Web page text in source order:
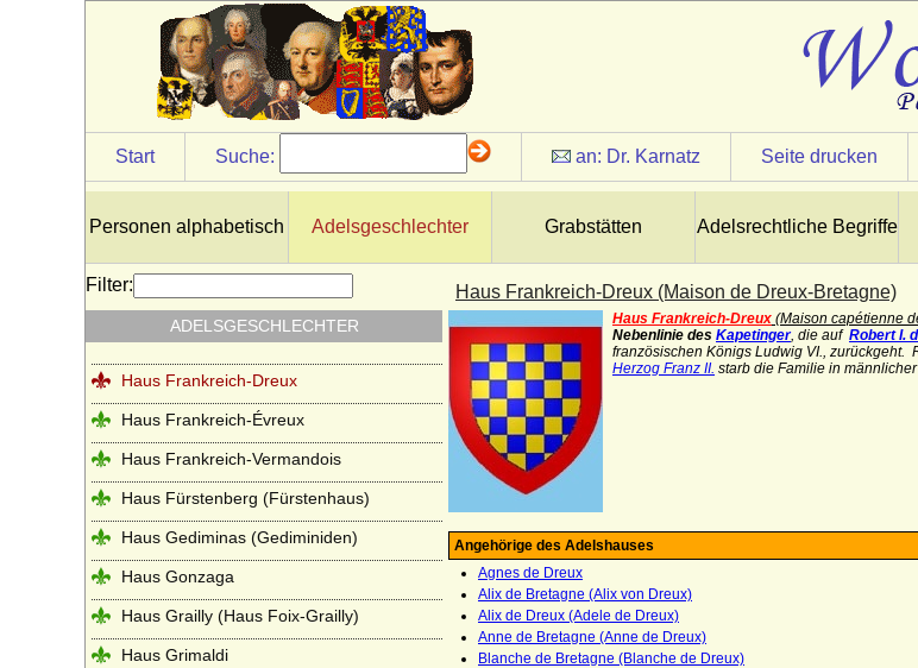
Start Suche: an: Dr. Karnatz Seite drucken
Personen alphabetisch Adelsgeschlechter Grabstätten Adelsrechtliche Begriffe
Haus Frankreich-Dreux (Maison de Dreux-Bretagne)
Haus Frankreich-Dreux (Maison capétienne
Nebenlinie des Kapetinger, die auf Robert I.
französischen Königs Ludwig VI., zurückgeht.
Herzog Franz II. starb die Familie in
Angehörige des Adelshauses
Agnes de Dreux
Alix de Bretagne (Alix von Dreux)
Alix de Dreux (Adele de Dreux)
Anne de Bretagne (Anne de Dreux)
Blanche de Bretagne (Blanche de Dreux)
Filter:
ADELSGESCHLECHTER
Haus Egmond
Haus Enriquez (Casa de Enriquez)
Haus Erbach
Haus Erdõdy
Haus Este
Haus Flandern (Balduine)
Haus Frankreich-Artois
Haus Frankreich-Courtenay (Maison
capétienne de Courtenay)
Haus Frankreich-Dreux
Haus Frankreich-Évreux
Haus Frankreich-Vermandois
Haus Fürstenberg (Fürstenhaus)
Haus Gediminas (Gediminiden)
Haus Gonzaga
Haus Grailly (Haus Foix-Grailly)
Haus Grimaldi